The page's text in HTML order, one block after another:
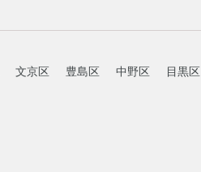
文京区 豊島区 中野区 目黒区